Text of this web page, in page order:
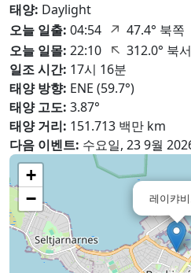
태양: Daylight
오늘 일출: 04:54 ↑47.4° 북쪽
오늘 일몰: 22:10 ↑312.0° 북
일조 시간: 17시 16분
태양 방향: ENE (59.7°)
태양 고도: 3.87°
태양 거리: 151.713 백만 km
다음 이벤트: 수요일, 23 9월
레이캬
+
−